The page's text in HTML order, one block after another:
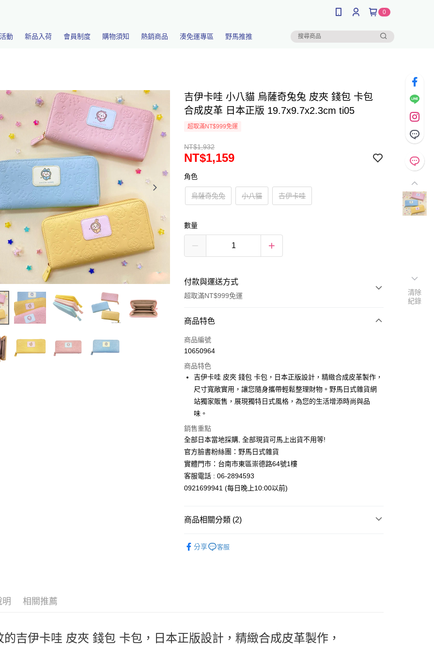
0
動 新品入荷 會員制度 購物須知 熱銷商品 湊免運專區 野馬推推
吉伊卡哇 小八貓 烏薩奇兔兔 皮夾 錢包 卡包
合成皮革 日本正版 19.7x9.7x2.3cm ti05
超取滿NT$999免運
NT$1,932
NT$1,159
角色
烏薩奇兔兔 小八貓 吉伊卡哇
數量
付款與運送方式
超取滿NT$999免運
付款方式
信用卡一次付款
3 期 0 利率 每期 NT$386 21家銀行
合作金庫商業銀行
第一商業銀行
華南商業銀行
彰化商業銀行
國泰世華商業銀行
臺灣中小企業銀行
匯豐（台灣）商業銀行
華泰商業銀行
聯邦商業銀行
玉山商業銀行
星展（台灣）商業銀行
台新國際商業銀行
台灣樂天信用卡公司
超商取貨付款
Apple Pay
街口支付
悠遊付
Google Pay
全家取貨付款
付款後7-11取貨
商品特色
商品編號
10650964
商品特色
吉伊卡哇 皮夾 錢包 卡包，日本正版設計，精緻合成皮革製作，
尺寸寬敞實用，讓您隨身攜帶輕鬆整理財物。野馬日式雜貨網
站獨家販售，展現獨特日式風格，為您的生活增添時尚與品
味。
銷售重點
全部日本當地採購, 全部現貨可馬上出貨不用等!
官方臉書粉絲團：野馬日式雜貨
實體門市：台南市東區崇德路64號1樓
客服電話 : 06-2894593
0921699941 (每日晚上10:00以前)
商品相關分類 (2)
分享 客服
明 相關推薦
的吉伊卡哇 皮夾 錢包 卡包，日本正版設計，精緻合成皮革製作，
清除
紀錄